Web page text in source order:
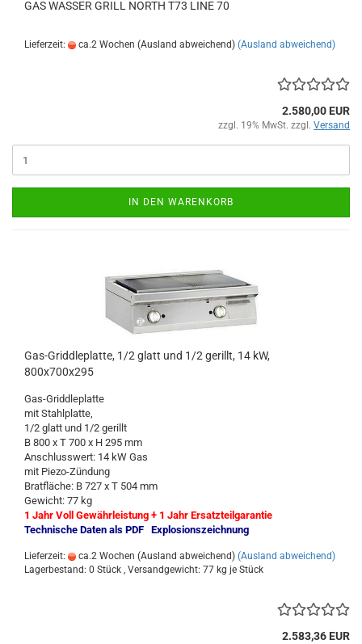
GAS WASSER GRILL NORTH T73 LINE 70
Lieferzeit: ca.2 Wochen (Ausland abweichend) (Ausland abweichend)
2.580,00 EUR
zzgl. 19% MwSt. zzgl. Versand
IN DEN WARENKORB
Gas-Griddleplatte, 1/2 glatt und 1/2 gerillt, 14 kW,
800x700x295
Gas-Griddleplatte
mit Stahlplatte,
1/2 glatt und 1/2 gerillt
B 800 x T 700 x H 295 mm
Anschlusswert: 14 kW Gas
mit Piezo-Zündung
Bratfläche: B 727 x T 504 mm
Gewicht: 77 kg
1 Jahr Voll Gewährleistung + 1 Jahr Ersatzteilgarantie
Technische Daten als PDF Explosionszeichnung
Lieferzeit: ca.2 Wochen (Ausland abweichend) (Ausland abweichend)
Lagerbestand: 0 Stück , Versandgewicht: 77 kg je Stück
2.583,36 EUR